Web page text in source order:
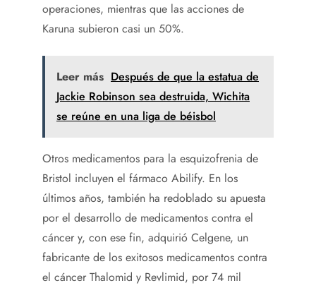
operaciones, mientras que las acciones de
Karuna subieron casi un 50%.
Leer más Después de que la estatua de
Jackie Robinson sea destruida, Wichita
se reúne en una liga de béisbol
Otros medicamentos para la esquizofrenia de
Bristol incluyen el fármaco Abilify. En los
últimos años, también ha redoblado su apuesta
por el desarrollo de medicamentos contra el
cáncer y, con ese fin, adquirió Celgene, un
fabricante de los exitosos medicamentos contra
el cáncer Thalomid y Revlimid, por 74 mil